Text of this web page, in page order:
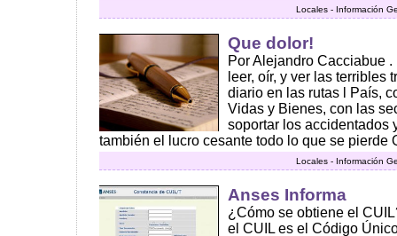
Locales - Información
Que dolor!
Por Alejandro Cacciabue
leer, oír, y ver las terribles
diario en las rutas l País,
Vidas y Bienes, con las
soportar los accidentados
también el lucro cesante todo lo que se pierde
Locales - Información
Anses Informa
¿Cómo se obtiene el
el CUIL es el Código